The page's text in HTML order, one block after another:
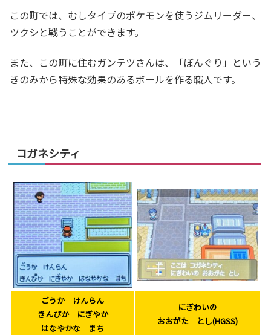
この町では、むしタイプのポケモンを使うジムリーダー、
ツクシと戦うことができます。
また、この町に住むガンテツさんは、「ぼんぐり」という
きのみから特殊な効果のあるボールを作る職人です。
コガネシティ
ごうか けんらん
きんぴか にぎやか
はなやかな まち
にぎわいの
おおがた とし(HGSS)